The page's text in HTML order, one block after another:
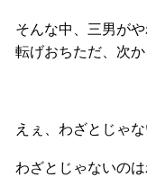
そんな中、三男が
転げおちただ、次
えぇ、わざとじゃ
わざとじゃないのは